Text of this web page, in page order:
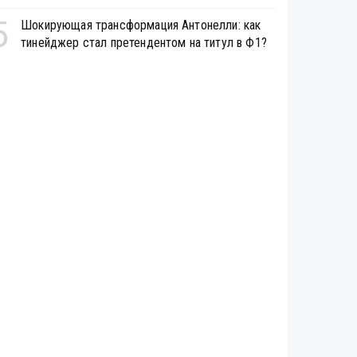
Шокирующая трансформация Антонелли: как
тинейджер стал претендентом на титул в Ф1?